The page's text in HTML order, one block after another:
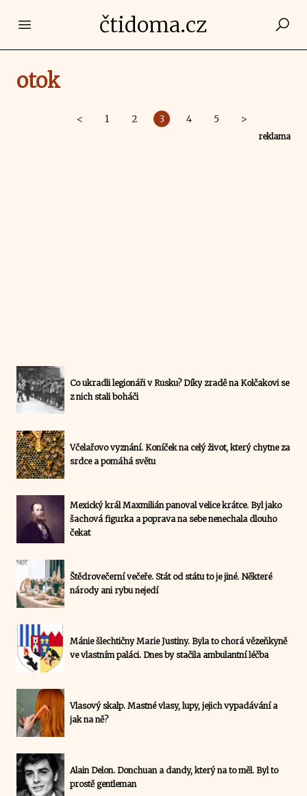
Open main menučtidoma.cz
otok
< 1 2 3 4 5 >
reklama
Co ukradli legionáři v Rusku? Díky zradě na Kolčakovi se
z nich stali boháči
Včelařovo vyznání. Koníček na celý život, který chytne za
srdce a pomáhá světu
Mexický král Maxmilián panoval velice krátce. Byl jako
šachová figurka a poprava na sebe nenechala dlouho
čekat
Štědrovečerní večeře. Stát od státu to je jiné. Některé
národy ani rybu nejedí
Mánie šlechtičny Marie Justiny. Byla to chorá vězeňkyně
ve vlastním paláci. Dnes by stačila ambulantní léčba
Vlasový skalp. Mastné vlasy, lupy, jejich vypadávání a
jak na ně?
Alain Delon. Donchuan a dandy, který na to měl. Byl to
prostě gentleman